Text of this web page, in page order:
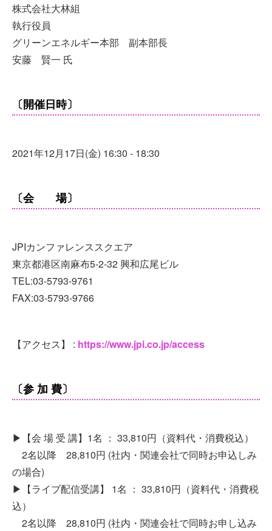
株式会社大林組
執行役員
グリーンエネルギー本部 副本部長
安藤 賢一 氏
〔開催日時〕
2021年12月17日(金) 16:30 - 18:30
〔会 場〕
JPIカンファレンススクエア
東京都港区南麻布5-2-32 興和広尾ビル
TEL:03-5793-9761
FAX:03-5793-9766
【アクセス】 : https://www.jpi.co.jp/access
〔参 加 費〕
▶︎【会 場 受 講】1名 ： 33,810円（資料代・消費税込）
2名以降 28,810円 (社内・関連会社で同時お申込しみ
の場合)
▶︎【ライブ配信受講】 1名 ： 33,810円（資料代・消費税
込）
2名以降 28,810円 (社内・関連会社で同時お申し込み